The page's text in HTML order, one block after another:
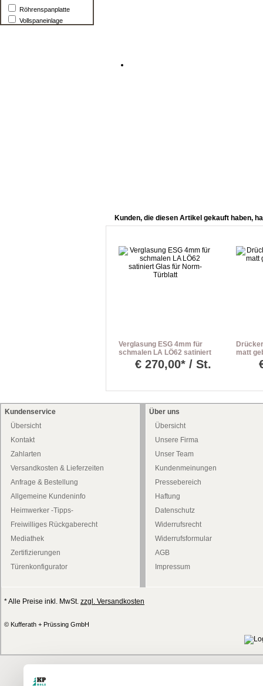
Kunden, die diesen Artikel gekauft haben,
Verglasung ESG 4mm für
schmalen LA LÖ62 satiniert
Glas für Norm-Türblatt
€ 270,00* / St.
matt
PZ-
Röhrenspanplatte
Vollspaneinlage
Kundenservice
Übersicht
Kontakt
Zahlarten
Versandkosten & Lieferzeiten
Anfrage & Bestellung
Allgemeine Kundeninfo
Heimwerker -Tipps-
Freiwilliges Rückgaberecht
Mediathek
Zertifizierungen
Türenkonfigurator
Über uns
Übersicht
Unsere Firma
Unser Team
Kundenmeinungen
Pressebereich
Haftung
Datenschutz
Widerrufsrecht
Widerrufsformular
AGB
Impressum
* Alle Preise inkl. MwSt. zzgl. Versandkosten
© Kufferath + Prüssing GmbH